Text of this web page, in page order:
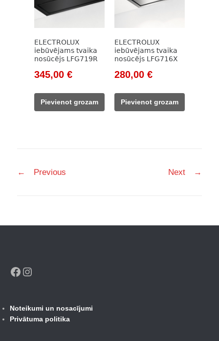
ELECTROLUX
iebūvējams tvaika
nosūcējs LFG719R
Original
was:
473,00 €.
345,00 €Current
345,00 €.
Pievienot grozam
ELECTROLUX
iebūvējams tvaika
nosūcējs LFG716X
Original
was:
467,00 €.
280,00 €Current
280,00 €.
Pievienot grozam
navigation
← Previous Next →
Facebook
Noteikumi un nosacījumi
Privātuma politika